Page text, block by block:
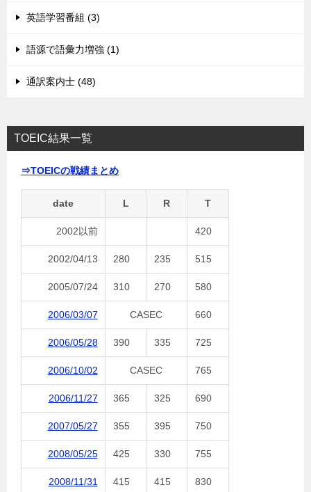
英語学習番組 (3)
語源で語彙力増強 (1)
通訳案内士 (48)
TOEIC結果一覧
⇒TOEICの戦績まとめ
date L R T
2002以前 420
2002/04/13 280 235 515
2005/07/24 310 270 580
2006/03/07 CASEC 660
2006/05/28 390 335 725
2006/10/02 CASEC 765
2006/11/27 365 325 690
2007/05/27 355 395 750
2008/05/25 425 330 755
2008/11/31 415 415 830